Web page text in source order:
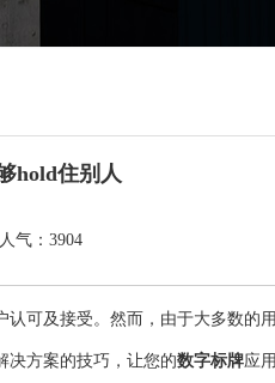
hold住别人
气：3904
可及接受。然而，由于大多数的
决方案的技巧，让您的数字标牌应